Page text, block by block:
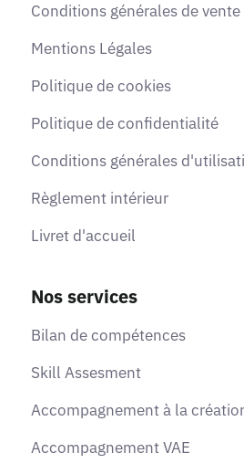
Conditions générales de vente
Mentions Légales
Politique de cookies
Politique de confidentialité
Conditions générales
Règlement intérieur
Livret d'accueil
Nos services
Bilan de compétences
Skill Assesment
Accompagnement à la
Accompagnement VAE